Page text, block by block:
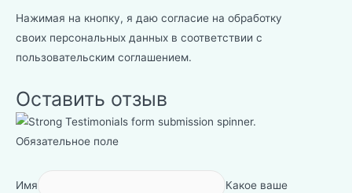
Нажимая на кнопку, я даю согласие на обработку
своих персональных данных в соответствии с
пользовательским соглашением.
Оставить отзыв
Обязательное поле
Имя
Какое ваше